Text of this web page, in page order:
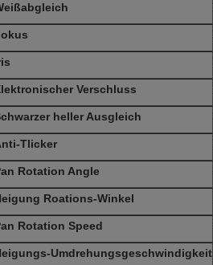
Verschluss
heller Ausgleich
Tlicker
Rotation Angle
Roations-Winkel
Rotation Speed
Umdrehungsgeschwindigkeit